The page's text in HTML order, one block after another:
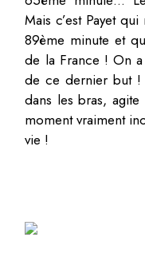
Mais c’est Payet
89ème minute et
de la France ! On
de ce dernier but !
dans les bras,
moment vraiment
vie !